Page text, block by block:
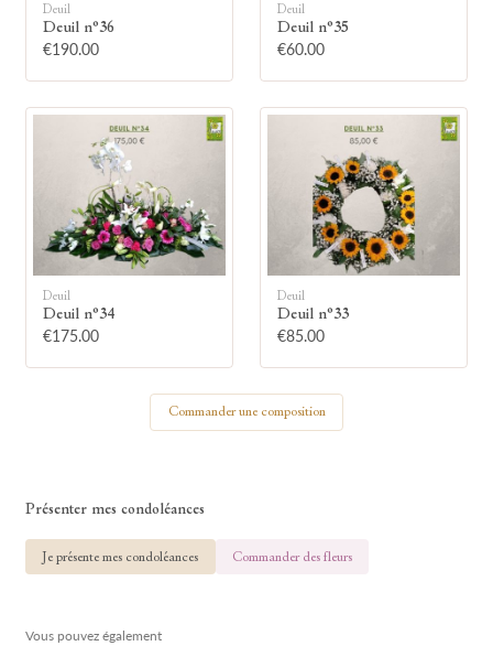
Allumez une bougie
Montrez votre soutien à la famille en
allumant symboliquement une bougie.
Votre prénom
Deuil
Deuil n°36
€190.00
Deuil
Deuil n°35
€60.00
Deuil
Deuil n°34
€175.00
Deuil
Deuil n°33
€85.00
Commander une composition
Présenter mes condoléances
Je présente mes condoléances Commander des fleurs
Vous pouvez également